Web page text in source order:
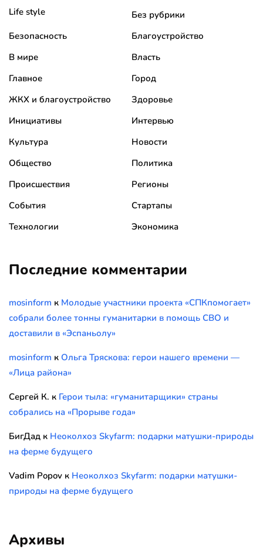
Life style
Без рубрики
Безопасность
Благоустройство
В мире
Власть
Главное
Город
ЖКХ и благоустройство
Здоровье
Инициативы
Интервью
Культура
Новости
Общество
Политика
Происшествия
Регионы
События
Стартапы
Технологии
Экономика
Последние комментарии
mosinform к Молодые участники проекта «СПКпомогает»
собрали более тонны гуманитарки в помощь СВО и
доставили в «Эспаньолу»
mosinform к Ольга Тряскова: герои нашего времени —
«Лица района»
Сергей К. к Герои тыла: «гуманитарщики» страны
собрались на «Прорыве года»
БигДад к Неоколхоз Skyfarm: подарки матушки-природы
на ферме будущего
Vadim Popov к Неоколхоз Skyfarm: подарки матушки-
природы на ферме будущего
Архивы